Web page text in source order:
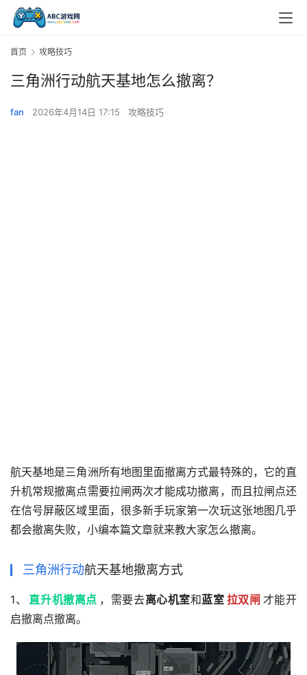
首页 攻略技巧
三角洲行动航天基地怎么撤离？
fan 2026年4月14日 17:15 攻略技巧
航天基地是三角洲所有地图里面撤离方式最特殊的，它的直
升机常规撤离点需要拉闸两次才能成功撤离，而且拉闸点还
在信号屏蔽区域里面，很多新手玩家第一次玩这张地图几乎
都会撤离失败，小编本篇文章就来教大家怎么撤离。
三角洲行动航天基地撤离方式
1、 直升机撤离点 ，需要去离心机室和蓝室 拉双闸 才能开
启撤离点撤离。